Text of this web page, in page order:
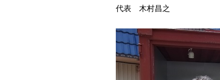
代表 木村昌之